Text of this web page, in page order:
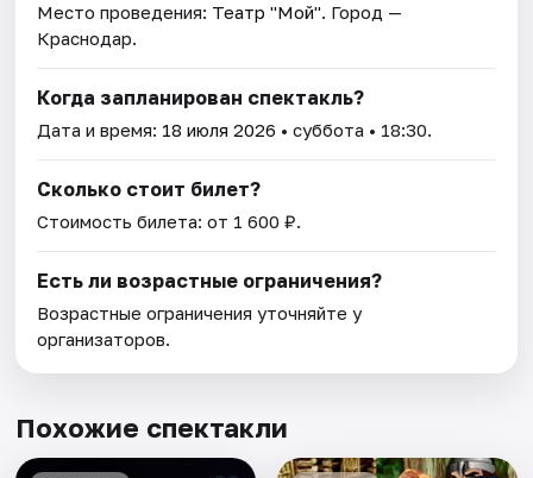
Место проведения: Театр "Мой". Город —
Краснодар.
Когда запланирован спектакль?
Дата и время: 18 июля 2026 • суббота • 18:30.
Сколько стоит билет?
Стоимость билета: от 1 600 ₽.
Есть ли возрастные ограничения?
Возрастные ограничения уточняйте у
организаторов.
Похожие спектакли